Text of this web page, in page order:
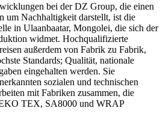
bei der DZ Group, die einen
um Nachhaltigkeit darstellt, ist die
in Ulaanbaatar, Mongolei, die sich der
widmet. Hochqualifizierte
außerdem von Fabrik zu Fabrik,
Standards; Qualität, nationale
eingehalten werden. Sie
sozialen und technischen
mit Fabriken zusammen, die
TEX, SA8000 und WRAP